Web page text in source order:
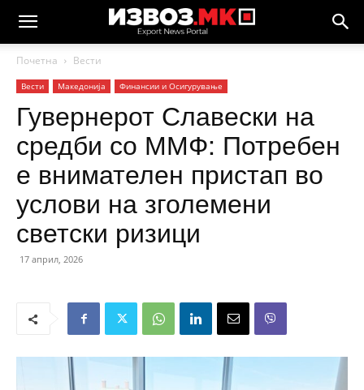
Почетна Вести
Вести Македонија Финансии и Осигурување
Гувернерот Славески на
средби со ММФ: Потребен
е внимателен пристап во
услови на зголемени
светски ризици
17 април, 2026